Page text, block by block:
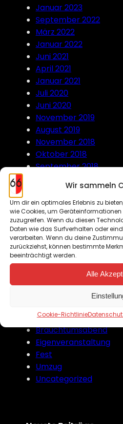
Wir sammeln
Um dir ein optimales Erlebnis zu
wie Cookies, um
zuzugreifen. Wenn du diesen
Daten wie das Surfverhalten oder
verarbeiten. Wenn du deine
zurückziehst, können bestimmte
beeinträchtigt werden.
Alle
Cookie-Richtlinie
Januar 2023
September 2022
März 2022
Januar 2022
Juni 2021
April 2021
Januar 2021
Juli 2020
Juni 2020
November 2019
August 2019
November 2018
Oktober 2018
September 2018
April 2018
Januar 2018
August 2017
August 2016
Bilder
Brauchtumsabend
Eigenveranstaltung
Fest
Umzug
Uncategorized